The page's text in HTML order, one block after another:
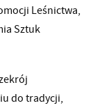
Leśnictwa,
Sztuk
do tradycji,